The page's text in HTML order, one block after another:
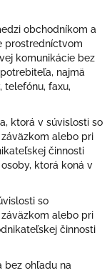
obchodníkom a
prostredníctvom
komunikácie bez
najmä
telefónu, faxu,
ktorá v súvislosti so
alebo pri
činnosti
ktorá koná v
so
alebo pri
činnosti
bez ohľadu na